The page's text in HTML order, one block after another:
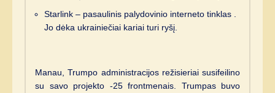
Starlink – pasaulinis palydovinio interneto tinklas .
Jo dėka ukrainiečiai kariai turi ryšį.
Manau, Trumpo administracijos režisieriai susifeilino
su savo projekto -25 frontmenais. Trumpas buvo